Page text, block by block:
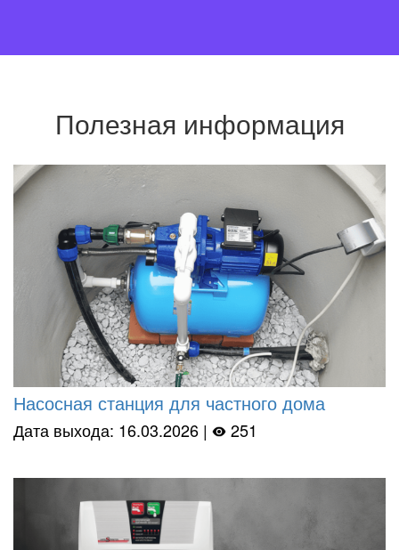
Полезная информация
Насосная станция для частного дома
Дата выхода: 16.03.2026 | 251